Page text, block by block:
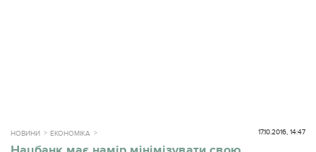
НОВИНИ ЕКОНОМІКА 17.10.2016, 14:47